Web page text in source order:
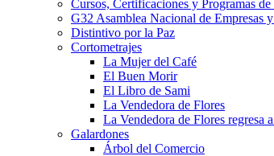
Cursos, Certificaciones y Programas
G32 Asamblea Nacional de Empresas
Distintivo por la Paz
Cortometrajes
La Mujer del Café
El Buen Morir
El Libro de Sami
La Vendedora de Flores
La Vendedora de Flores regresa
Galardones
Árbol del Comercio